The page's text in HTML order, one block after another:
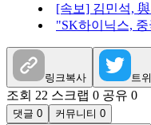
[속보] 김민석,
"SK하이닉스,
링크복사 트
조회 22 스크랩 0 공유 0
댓글 0 커뮤니티 0